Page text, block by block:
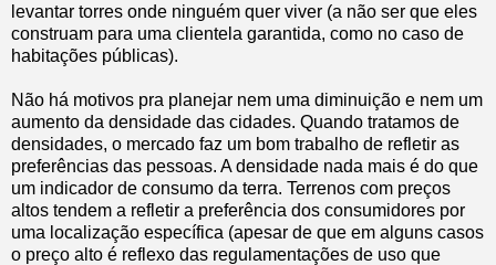
levantar torres onde ninguém quer viver (a não ser que eles
construam para uma clientela garantida, como no caso de
habitações públicas).
Não há motivos pra planejar nem uma diminuição e nem um
aumento da densidade das cidades. Quando tratamos de
densidades, o mercado faz um bom trabalho de refletir as
preferências das pessoas. A densidade nada mais é do que
um indicador de consumo da terra. Terrenos com preços
altos tendem a refletir a preferência dos consumidores por
uma localização específica (apesar de que em alguns casos
o preço alto é reflexo das regulamentações de uso que